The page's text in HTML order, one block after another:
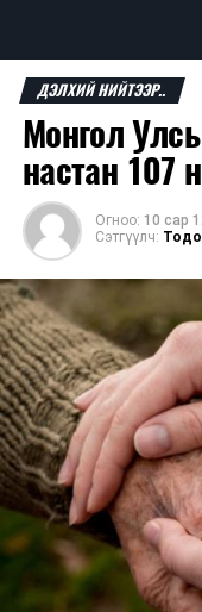
ДЭЛХИЙ НИЙТЭЭР..
Монгол
настан 107
Огноо: 10 сар
Сэтгүүлч: